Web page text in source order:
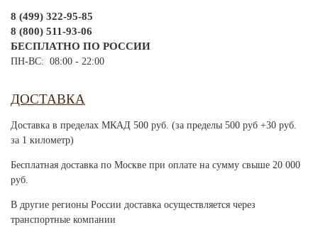
8 (499) 322-95-85
8 (800) 511-93-06
БЕСПЛАТНО ПО РОССИИ
ПН-ВС: 08:00 - 22:00
ДОСТАВКА
Доставка в пределах МКАД 500 руб. (за пределы 500 руб +30 руб.
за 1 километр)
Бесплатная доставка по Москве при оплате на сумму свыше 20 000
руб.
В другие регионы России доставка осуществляется через
транспортные компании